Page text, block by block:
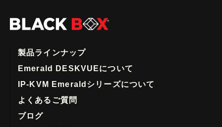
製品ラインナップ
Emerald DESKVUEについて
IP-KVM Emeraldシリーズについて
よくあるご質問
ブログ